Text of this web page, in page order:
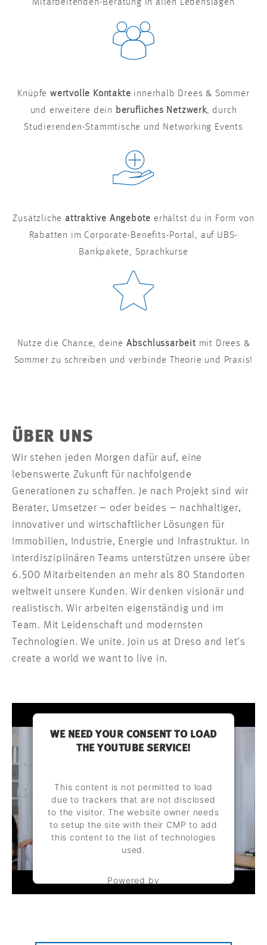
Mitarbeitenden-Beratung in allen Lebenslagen
Knüpfewertvolle Kontakte innerhalb Drees & Sommer
und erweitere dein berufliches Netzwerk, durch
Studierenden-Stammtische und Networking Events
Zusätzliche attraktive Angebote erhältst du in Form von
Rabatten im Corporate-Benefits-Portal, auf UBS-
Bankpakete, Sprachkurse
Nutze die Chance, deine Abschlussarbeit mit Drees &
Sommer zu schreiben und verbinde Theorie und Praxis!
ÜBER UNS
Wir stehen jeden Morgen dafür auf, eine
lebenswerte Zukunft für nachfolgende
Generationen zu schaffen. Je nach Projekt sind wir
Berater, Umsetzer – oder beides – nachhaltiger,
innovativer und wirtschaftlicher Lösungen für
Immobilien, Industrie, Energie und Infrastruktur. In
interdisziplinären Teams unterstützen unsere über
6.500 Mitarbeitenden an mehr als 80 Standorten
weltweit unsere Kunden. Wir denken visionär und
realistisch. Wir arbeiten eigenständig und im
Team. Mit Leidenschaft und modernsten
Technologien. We unite. Join us at Dreso and let’s
create a world we want to live in.
WE NEED YOUR CONSENT TO LOAD
THE YOUTUBE SERVICE!
This content is not permitted to load
due to trackers that are not disclosed
to the visitor. The website owner needs
to setup the site with their CMP to add
this content to the list of technologies
used.
Powered by
Usercentrics Consent Management